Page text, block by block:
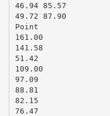
46.94 85.57
49.72 87.90
Point
161.00
141.58
51.42
109.00
97.09
88.81
82.15
76.47